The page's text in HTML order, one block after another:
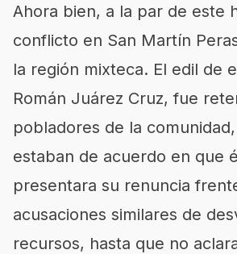
Ahora bien, a la par de este
conflicto en San Martín
la región mixteca. El edil de
Román Juárez Cruz, fue
pobladores de la
estaban de acuerdo en que
presentara su renuncia
acusaciones similares de
recursos, hasta que no